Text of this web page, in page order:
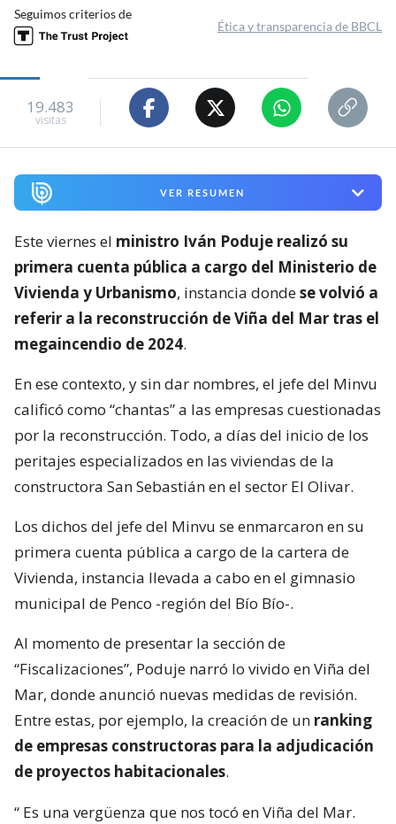
Seguimos criterios de
Ética y transparencia de BBCL
19.483
visitas
VER RESUMEN
Este viernes el ministro Iván Poduje realizó su
primera cuenta pública a cargo del Ministerio de
Vivienda y Urbanismo, instancia dondese volvió a
referir a la reconstrucción de Viña del Mar tras el
megaincendio de 2024.
En ese contexto, y sin dar nombres, el jefe del Minvu
calificó como “chantas” a las empresas cuestionadas
por la reconstrucción. Todo, a días del inicio de los
peritajes especializados en las viviendas de la
constructora San Sebastián en el sector El Olivar.
Los dichos del jefe del Minvu se enmarcaron en su
primera cuenta pública a cargo de la cartera de
Vivienda, instancia llevada a cabo en el gimnasio
municipal de Penco -región del Bío Bío-.
Al momento de presentar la sección de
“Fiscalizaciones”, Poduje narró lo vivido en Viña del
Mar, donde anunció nuevas medidas de revisión.
Entre estas, por ejemplo, la creación de un ranking
de empresas constructoras para la adjudicación
de proyectos habitacionales.
“ Es una vergüenza que nos tocó en Viña del Mar.